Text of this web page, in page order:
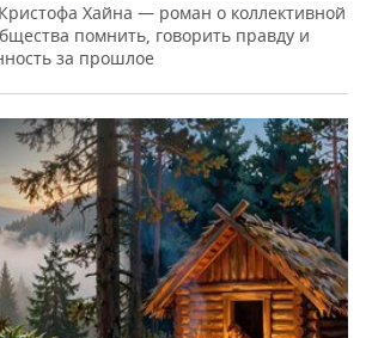
Хайна — роман о коллективной
помнить, говорить правду и
за прошлое